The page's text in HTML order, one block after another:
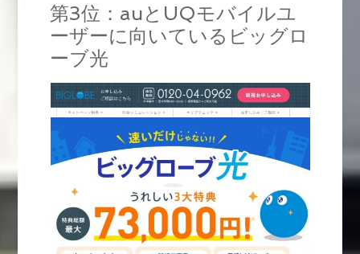
第3位：auとUQモバイルユ
ーザーに向いているビッグロ
ーブ光